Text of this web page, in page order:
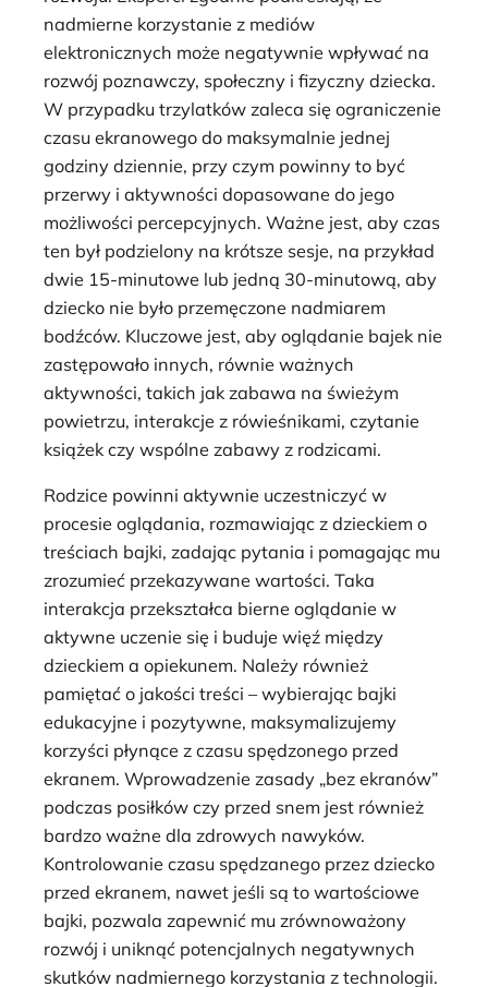
nadmierne korzystanie z mediów
elektronicznych może negatywnie wpływać na
rozwój poznawczy, społeczny i fizyczny dziecka.
W przypadku trzylatków zaleca się ograniczenie
czasu ekranowego do maksymalnie jednej
godziny dziennie, przy czym powinny to być
przerwy i aktywności dopasowane do jego
możliwości percepcyjnych. Ważne jest, aby czas
ten był podzielony na krótsze sesje, na przykład
dwie 15-minutowe lub jedną 30-minutową, aby
dziecko nie było przemęczone nadmiarem
bodźców. Kluczowe jest, aby oglądanie bajek nie
zastępowało innych, równie ważnych
aktywności, takich jak zabawa na świeżym
powietrzu, interakcje z rówieśnikami, czytanie
książek czy wspólne zabawy z rodzicami.
Rodzice powinni aktywnie uczestniczyć w
procesie oglądania, rozmawiając z dzieckiem o
treściach bajki, zadając pytania i pomagając mu
zrozumieć przekazywane wartości. Taka
interakcja przekształca bierne oglądanie w
aktywne uczenie się i buduje więź między
dzieckiem a opiekunem. Należy również
pamiętać o jakości treści – wybierając bajki
edukacyjne i pozytywne, maksymalizujemy
korzyści płynące z czasu spędzonego przed
ekranem. Wprowadzenie zasady „bez ekranów”
podczas posiłków czy przed snem jest również
bardzo ważne dla zdrowych nawyków.
Kontrolowanie czasu spędzanego przez dziecko
przed ekranem, nawet jeśli są to wartościowe
bajki, pozwala zapewnić mu zrównoważony
rozwój i uniknąć potencjalnych negatywnych
skutków nadmiernego korzystania z technologii.